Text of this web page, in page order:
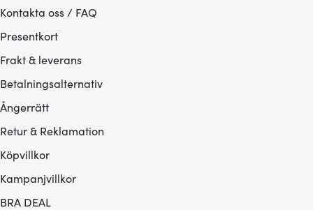
Kontakta oss / FAQ
Presentkort
Frakt & leverans
Betalningsalternativ
Ångerrätt
Retur & Reklamation
Köpvillkor
Kampanjvillkor
BRA DEAL